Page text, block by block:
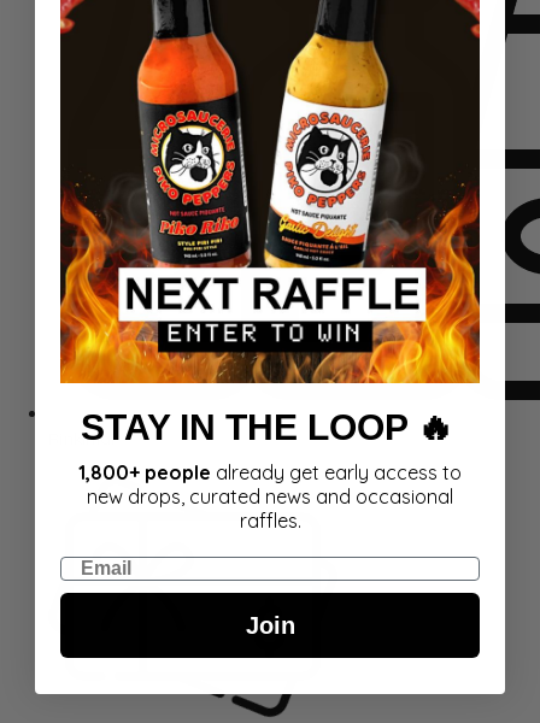
Rinkiniai
STAY IN THE LOOP 🔥
1,800+ people already get early access to
new drops, curated news and occasional
raffles.
Email
Join